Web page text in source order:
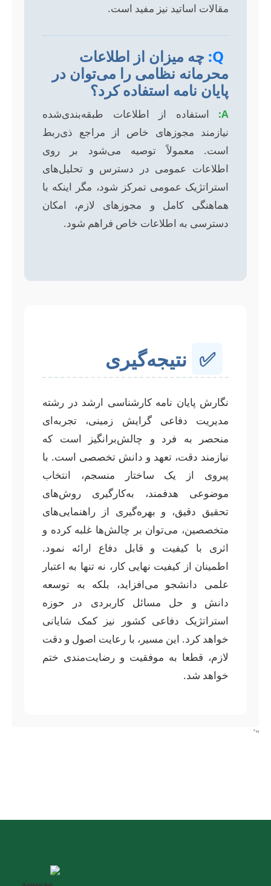
مقالات اساتید نیز مفید است.
Q: چه میزان از اطلاعات
محرمانه نظامی را می‌توان در
پایان نامه استفاده کرد؟
A:
استفاده از اطلاعات طبقه‌بندی‌شده
نیازمند مجوزهای خاص از مراجع ذی‌ربط
است. معمولاً توصیه می‌شود بر روی
اطلاعات عمومی در دسترس و تحلیل‌های
استراتژیک عمومی تمرکز شود، مگر اینکه با
هماهنگی کامل و مجوزهای لازم، امکان
دسترسی به اطلاعات خاص فراهم شود.
✅ نتیجه‌گیری
نگارش پایان نامه کارشناسی ارشد در رشته
مدیریت دفاعی گرایش زمینی، تجربه‌ای
منحصر به فرد و چالش‌برانگیز است که
نیازمند دقت، تعهد و دانش تخصصی است. با
پیروی از یک ساختار منسجم، انتخاب
موضوعی هدفمند، به‌کارگیری روش‌های
تحقیق دقیق، و بهره‌گیری از راهنمایی‌های
متخصصین، می‌توان بر چالش‌ها غلبه کرده و
اثری با کیفیت و قابل دفاع ارائه نمود.
اطمینان از کیفیت نهایی کار، نه تنها به اعتبار
علمی دانشجو می‌افزاید، بلکه به توسعه
دانش و حل مسائل کاربردی در حوزه
استراتژیک دفاعی کشور نیز کمک شایانی
خواهد کرد. این مسیر، با رعایت اصول و دقت
لازم، قطعا به موفقیت و رضایت‌مندی ختم
خواهد شد.
“`